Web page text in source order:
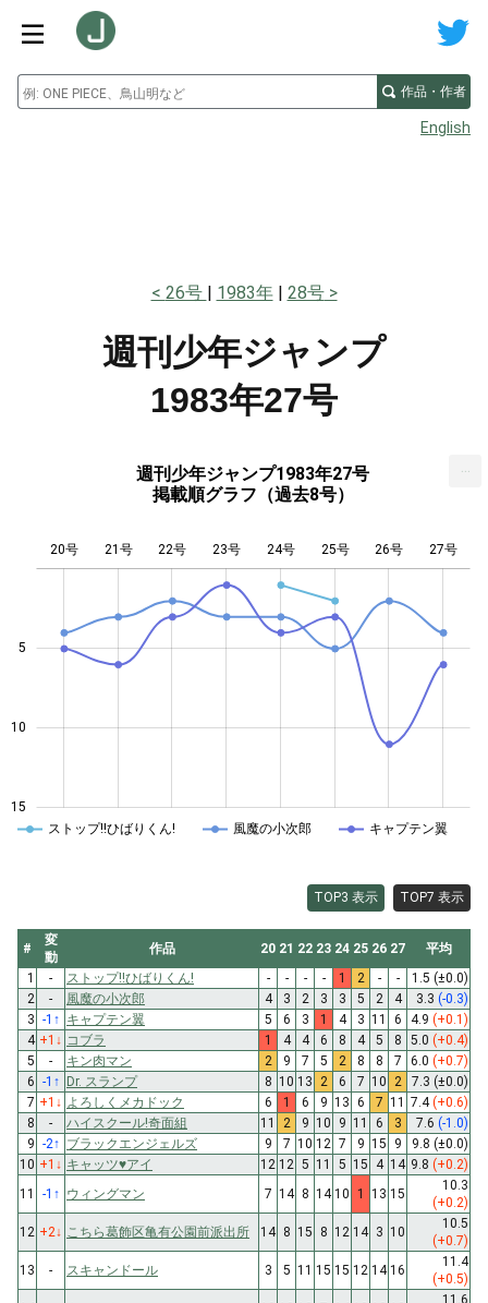
作品・作者
English
26号 1983年 28号
週刊少年ジャンプ
1983年27号
週刊少年ジャンプ1983年27号
掲載順グラフ（過去8号）
15
10
5
20号 21号 22号 23号 24号 25号 26号 27号
ストップ!!ひばりくん! 風魔の小次郎 キャプテン翼
TOP3 表示 TOP7 表示
#
変
動
作品 20 21 22 23 24 25 26 27
平均
1
- ストップ!!ひばりくん! - - - - 1 2 - - 1.5 (±0.0)
2
- 風魔の小次郎 4 3 2 3 3 5 2 4 3.3 (-0.3)
3 -1 ↑ キャプテン翼 5 6 3 1 4 3 11 6 4.9 (+0.1)
4 +1 ↓ コブラ 1 4 4 6 8 4 5 8 5.0 (+0.4)
5
- キン肉マン 2 9 7 5 2 8 8 7 6.0 (+0.7)
6 -1 ↑ Dr. スランプ 8 10 13 2 6 7 10 2 7.3 (±0.0)
7 +1 ↓ よろしくメカドック 6 1 6 9 13 6 7 11 7.4(+0.6)
8
- ハイスクール!奇面組 11 2 9 10 9 11 6 3 7.6 (-1.0)
9 -2↑ ブラックエンジェルズ 9 7 10 12 7 9 15 9 9.8 (±0.0)
10 +1 ↓ キャッツ♥アイ 12 12 5 11 5 15 4 14 9.8 (+0.2)
11
-1 ↑ ウィングマン 7 14 8 14 10 1 13 15
10.3
(+0.2)
12 +2↓ こちら葛飾区亀有公園前派出所 14 8 15 8 12 14 3 10
10.5
(+0.7)
13
- スキャンドール 3 5 11 15 15 12 14 16
11.4
(+0.5)
11.6